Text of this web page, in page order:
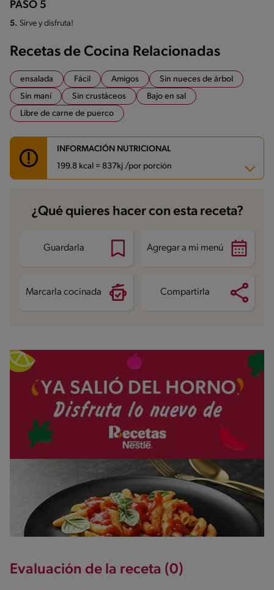
PASO 5
5. Sirve y disfruta!
Recetas de Cocina Relacionadas
ensalada Fácil Amigos
Sin nueces de árbol
Sin maní
Sin crustáceos
Bajo en sal
Libre de carne de puerco
INFORMACIÓN NUTRICIONAL
199.8 kcal = 837kj /por porción
Carbohidratos 16.6 g
Energía 199.8 kcal
Proteína
Grasas saturadas 2.9 g
¿Qué quieres hacer con esta receta?
Guardarla Agregar a mi menú
Marcarla cocinada Compartirla
Evaluación de la receta (0)